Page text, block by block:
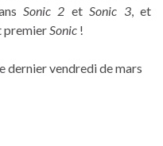
Sonic 2 etSonic 3, et
premierSonic !
dernier vendredi de mars